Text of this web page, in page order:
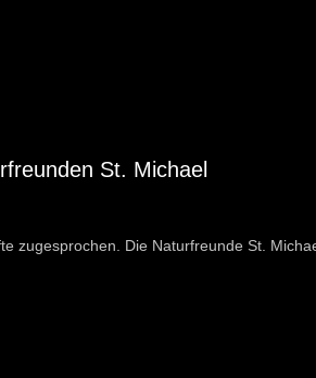
St. Michael
zugesprochen. Die Naturfreunde St.